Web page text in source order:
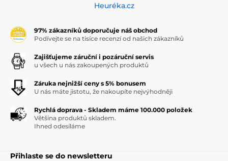
Heuréka.cz
97% zákazníků doporučuje náš obchod
Podívejte se na tisíce recenzí od našich zákazníků
Zajišťujeme záruční i pozáruční servis
u všech u nás zakoupených produktů
Záruka nejnižší ceny s 5% bonusem
U nás máte jistotu, že nakoupíte nejvýhodněji
Rychlá doprava - Skladem máme 100.000 položek
Většina produktů skladem.
Ihned odesíláme
Přihlaste se do newsletteru